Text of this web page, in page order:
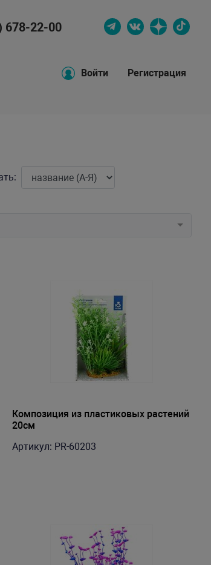
678-22-00
Войти Регистрация
Композиция из пластиковых растений
20см
Артикул: PR-60203